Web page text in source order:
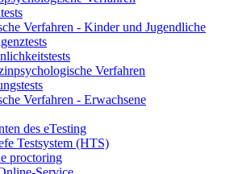
Verfahren - Kinder und Jugendliche
Verfahren
Verfahren - Erwachsene
des eTesting
Testsystem (HTS)
proctoring